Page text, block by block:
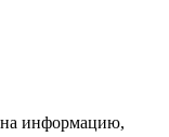
информацию,